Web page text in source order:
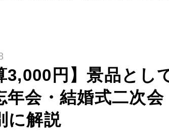
3,000円】景品と
年会・結婚式二次
に解説